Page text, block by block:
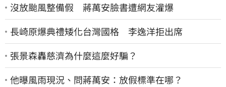
沒放颱風整備假 蔣萬安臉書遭網友灌爆
長崎原爆典禮矮化台灣國格 李逸洋拒出席
張景森轟慈濟為什麼這麼好騙？
他曝風雨現況、問蔣萬安：放假標準在哪？